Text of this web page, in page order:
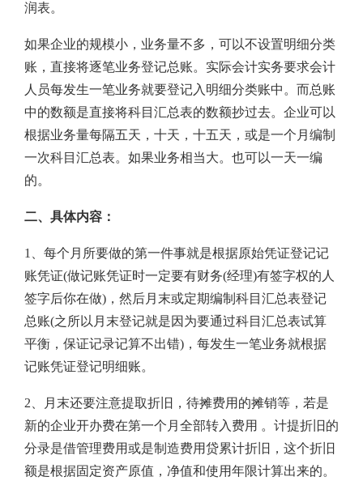
润表。
如果企业的规模小，业务量不多，可以不设置明细分类
账，直接将逐笔业务登记总账。实际会计实务要求会计
人员每发生一笔业务就要登记入明细分类账中。而总账
中的数额是直接将科目汇总表的数额抄过去。企业可以
根据业务量每隔五天，十天，十五天，或是一个月编制
一次科目汇总表。如果业务相当大。也可以一天一编
的。
二、具体内容：
1、每个月所要做的第一件事就是根据原始凭证登记记
账凭证(做记账凭证时一定要有财务(经理)有签字权的人
签字后你在做)，然后月末或定期编制科目汇总表登记
总账(之所以月末登记就是因为要通过科目汇总表试算
平衡，保证记录记算不出错)，每发生一笔业务就根据
记账凭证登记明细账。
2、月末还要注意提取折旧，待摊费用的摊销等，若是
新的企业开办费在第一个月全部转入费用 。计提折旧的
分录是借管理费用或是制造费用贷累计折旧，这个折旧
额是根据固定资产原值，净值和使用年限计算出来的。